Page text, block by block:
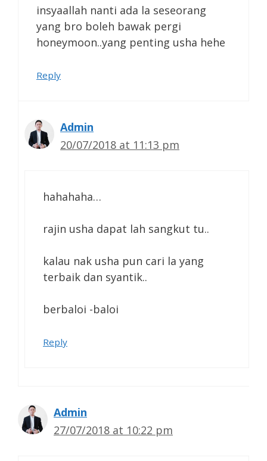
insyaallah nanti ada la seseorang
yang bro boleh bawak pergi
honeymoon..yang penting usha hehe
Reply
Admin
20/07/2018 at 11:13 pm
hahahaha…
rajin usha dapat lah sangkut tu..
kalau nak usha pun cari la yang
terbaik dan syantik..
berbaloi -baloi
Reply
Admin
27/07/2018 at 10:22 pm